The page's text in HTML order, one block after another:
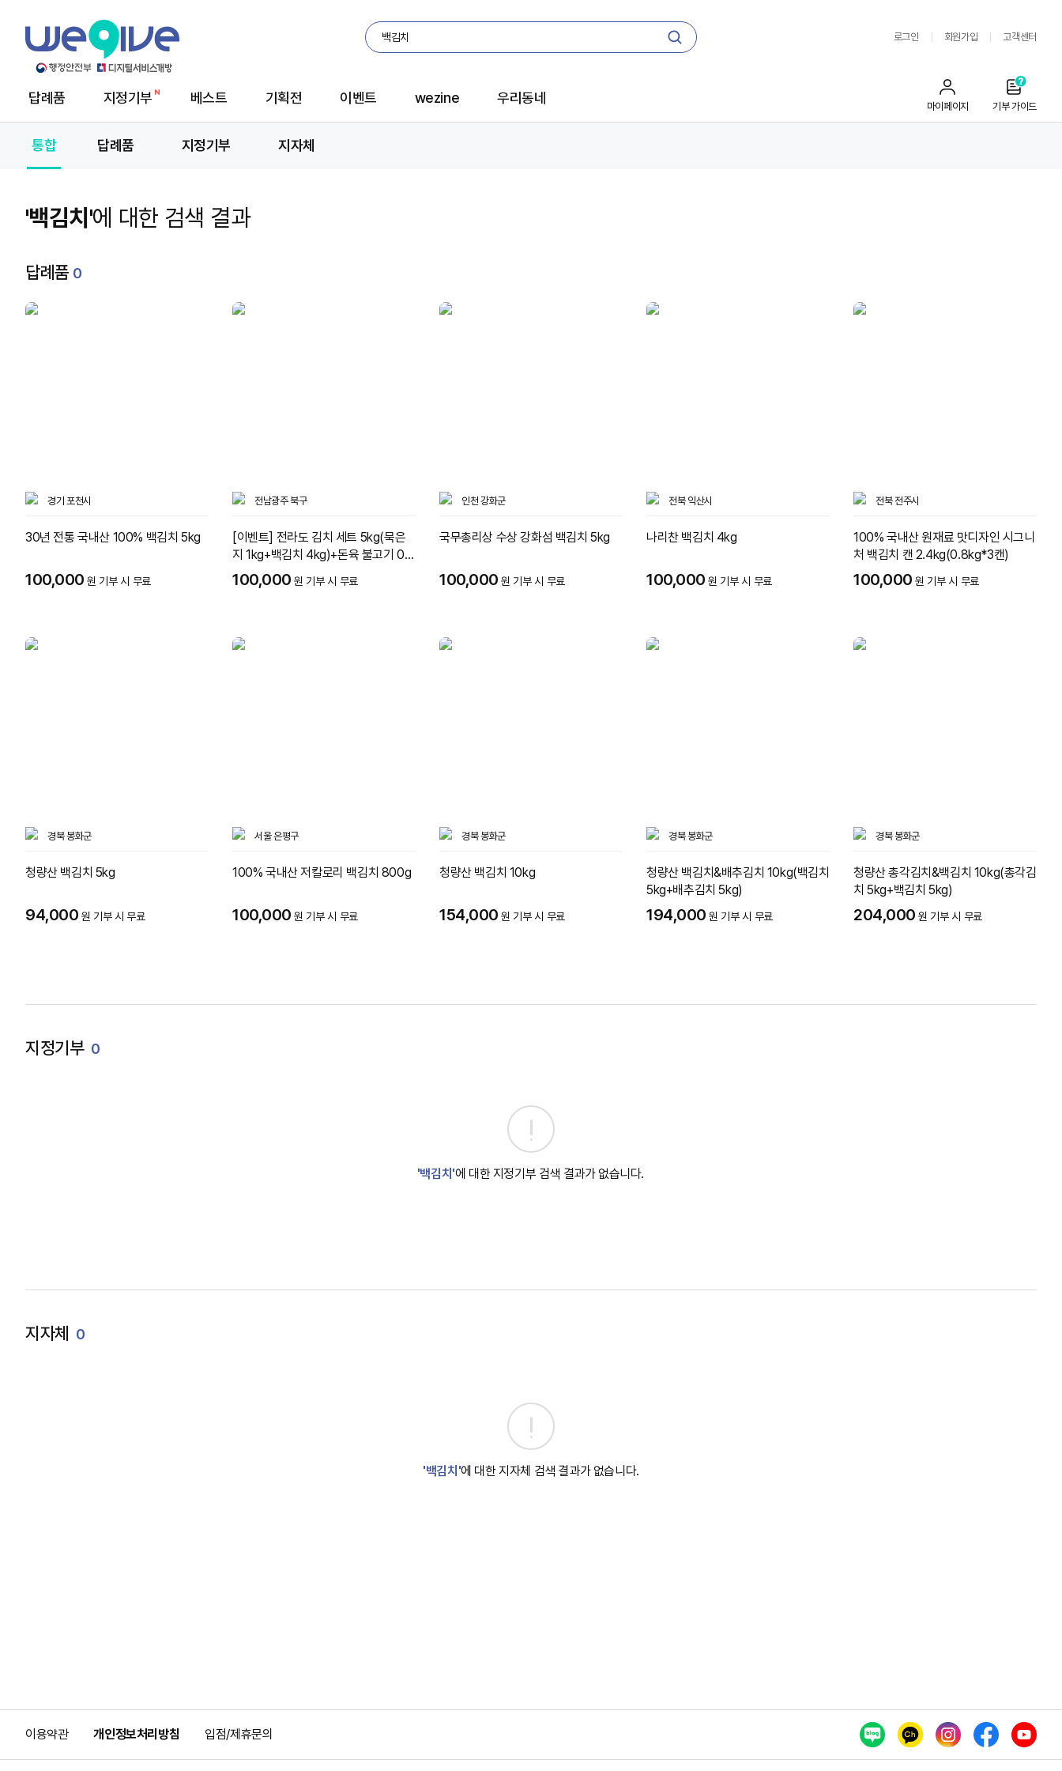
로그인 회원가입 고객센터
메
답례품 지정기부 베스트 기획전 이벤트 wezine 우리동네
마이페이지 기부 가이드
통합 답례품 지정기부 지자체
'백김치'에 대한 검색 결과
답례품 0
경기 포천시
30년 전통 국내산 100% 백김치 5kg
100,000 원 기부 시 무료
전남광주 북구
[이벤트] 전라도 김치 세트 5kg(묵은
지 1kg+백김치 4kg)+돈육 불고기 0.4
kg
100,000 원 기부 시 무료
인천 강화군
국무총리상 수상 강화섬 백김치 5kg
100,000 원 기부 시 무료
전북 익산시
나리찬 백김치 4kg
100,000 원 기부 시 무료
전북 전주시
100% 국내산 원재료 맛디자인 시그니
처 백김치 캔 2.4kg(0.8kg*3캔)
100,000 원 기부 시 무료
경북 봉화군
청량산 백김치 5kg
94,000 원 기부 시 무료
서울 은평구
100% 국내산 저칼로리 백김치 800g
100,000 원 기부 시 무료
경북 봉화군
청량산 백김치 10kg
154,000 원 기부 시 무료
경북 봉화군
청량산 백김치&배추김치 10kg(백김치
5kg+배추김치 5kg)
194,000 원 기부 시 무료
경북 봉화군
청량산 총각김치&백김치 10kg(총각김
치 5kg+백김치 5kg)
204,000 원 기부 시 무료
지정기부 0
'백김치'에 대한 지정기부 검색 결과가 없습니다.
지자체 0
'백김치'에 대한 지자체 검색 결과가 없습니다.
이용약관 개인정보처리방침 입점/제휴문의